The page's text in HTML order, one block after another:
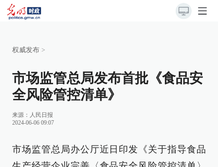
权威发布 >
市场监管总局发布首批《食品安
全风险管控清单》
来源： 人民日报
2024-06-06 09:07
市场监管总局办公厅近日印发《关于指导食品